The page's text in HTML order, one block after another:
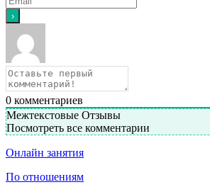
0 комментариев
Межтекстовые Отзывы
Посмотреть все комментарии
Онлайн занятия
По отношениям